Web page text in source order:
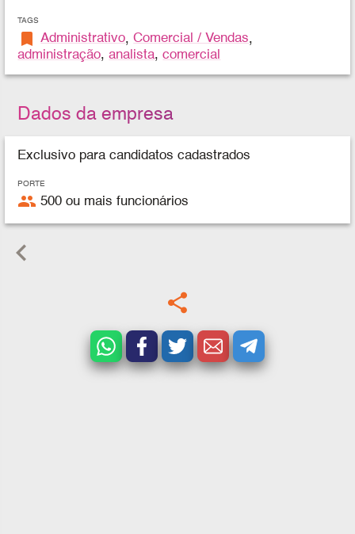
TAGS
bookmark Administrativo,Comercial / Vendas,
administração,analista,comercial
Dados da empresa
Exclusivo para candidatos cadastrados
PORTE
people 500 ou mais funcionários
keyboard_arrow_left
share